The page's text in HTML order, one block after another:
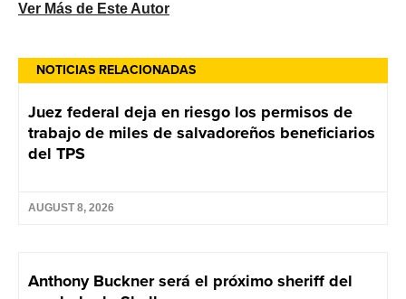
NOTICIAS RELACIONADAS
Juez federal deja en riesgo los permisos de
trabajo de miles de salvadoreños beneficiarios
del TPS
AUGUST 8, 2026
Anthony Buckner será el próximo sheriff del
Ver Más de Este Autor